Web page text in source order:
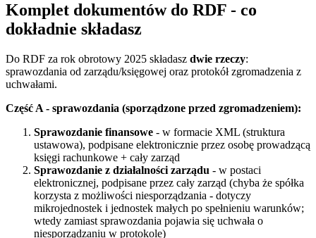
Komplet dokumentów do RDF - co
dokładnie składasz
Do RDF za rok obrotowy 2025 składasz dwie rzeczy:
sprawozdania od zarządu/księgowej oraz protokół zgromadzenia z
uchwałami.
Część A - sprawozdania (sporządzone przed zgromadzeniem):
Sprawozdanie finansowe - w formacie XML (struktura
ustawowa), podpisane elektronicznie przez osobę prowadzącą
księgi rachunkowe + cały zarząd
Sprawozdanie z działalności zarządu - w postaci
elektronicznej, podpisane przez cały zarząd (chyba że spółka
korzysta z możliwości niesporządzania - dotyczy
mikrojednostek i jednostek małych po spełnieniu warunków;
wtedy zamiast sprawozdania pojawia się uchwała o
niesporządzaniu w protokole)